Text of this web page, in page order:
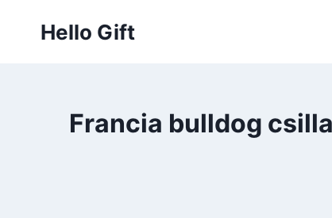
Hello Gift
Francia bulldog